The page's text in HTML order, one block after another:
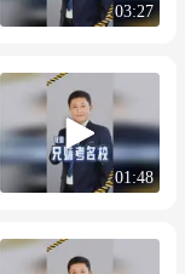
03:27
01:48